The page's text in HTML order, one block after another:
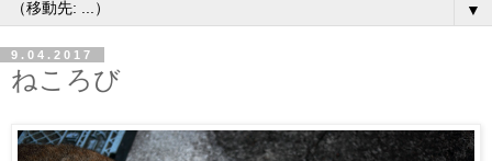
▼
9.04.2017
ねころび